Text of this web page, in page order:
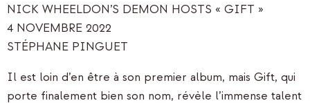
NICK WHEELDON’S DEMON HOSTS « GIFT »
4 NOVEMBRE 2022
STÉPHANE PINGUET
Il est loin d’en être à son premier album, mais Gift, qui
porte finalement bien son nom, révèle l’immense talent